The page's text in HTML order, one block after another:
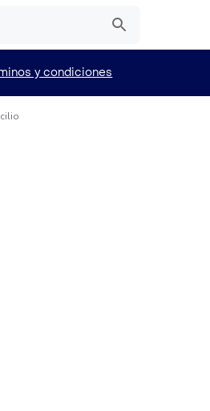
y condiciones